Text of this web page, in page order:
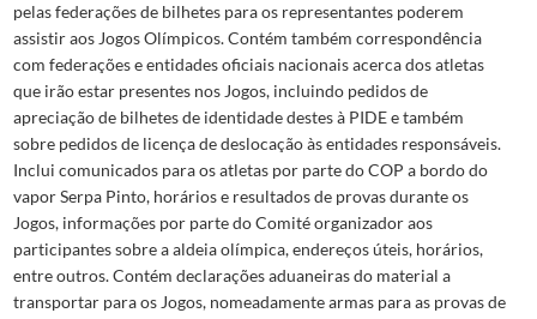
pelas federações de bilhetes para os representantes poderem
assistir aos Jogos Olímpicos. Contém também correspondência
com federações e entidades oficiais nacionais acerca dos atletas
que irão estar presentes nos Jogos, incluindo pedidos de
apreciação de bilhetes de identidade destes à PIDE e também
sobre pedidos de licença de deslocação às entidades responsáveis.
Inclui comunicados para os atletas por parte do COP a bordo do
vapor Serpa Pinto, horários e resultados de provas durante os
Jogos, informações por parte do Comité organizador aos
participantes sobre a aldeia olímpica, endereços úteis, horários,
entre outros. Contém declarações aduaneiras do material a
transportar para os Jogos, nomeadamente armas para as provas de